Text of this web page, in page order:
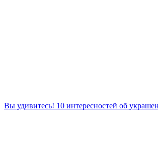
Вы удивитесь! 10 интересностей об